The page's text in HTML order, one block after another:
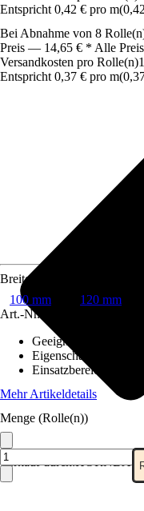
Entspricht 0,42 € pro m(
Bei Abnahme von 8
Preis — 14,65 € * Alle
Versandkosten pro Rolle(n)
Entspricht 0,37 € pro m(
Verkauf durch:
Breite
100 mm
120 mm
Art.-Nr.
Geeignet für
Eigenschaften
Einsatzbereich
Mehr Artikeldetails
Menge (Rolle(n))